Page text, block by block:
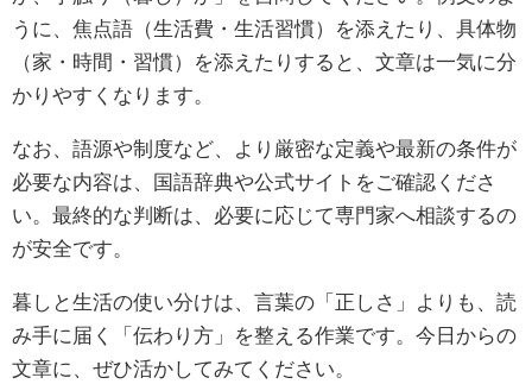
うに、焦点語（生活費・生活習慣）を添えたり、具体物
（家・時間・習慣）を添えたりすると、文章は一気に分
かりやすくなります。
なお、語源や制度など、より厳密な定義や最新の条件が
必要な内容は、国語辞典や公式サイトをご確認くださ
い。最終的な判断は、必要に応じて専門家へ相談するの
が安全です。
暮しと生活の使い分けは、言葉の「正しさ」よりも、読
み手に届く「伝わり方」を整える作業です。今日からの
文章に、ぜひ活かしてみてください。